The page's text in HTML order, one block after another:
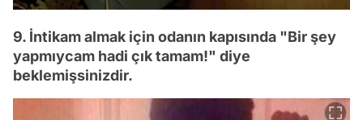
9. İntikam almak için odanın kapısında "Bir şey
yapmıycam hadi çık tamam!" diye
beklemişsinizdir.